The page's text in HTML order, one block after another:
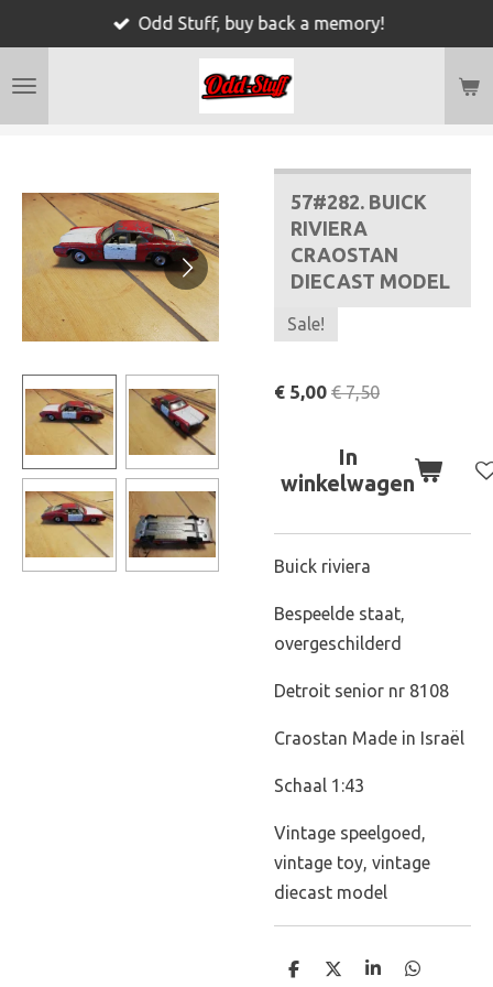
naar
Odd Stuff, buy back a memory!
57#282. BUICK
RIVIERA
CRAOSTAN
DIECAST MODEL
Sale!
€ 5,00 € 7,50
In
winkelwagen
Buick riviera
Bespeelde staat,
overgeschilderd
Detroit senior nr 8108
Craostan Made in Israël
Schaal 1:43
Vintage speelgoed,
vintage toy, vintage
diecast model
D
D
S
D